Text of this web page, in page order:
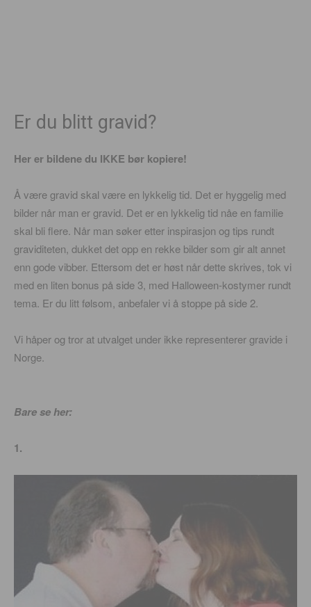
Er du blitt gravid?
Her er bildene du IKKE bør kopiere!
Å være gravid skal være en lykkelig tid. Det er hyggelig med
bilder når man er gravid. Det er en lykkelig tid nåe en familie
skal bli flere. Når man søker etter inspirasjon og tips rundt
graviditeten, dukket det opp en rekke bilder som gir alt annet
enn gode vibber. Ettersom det er høst når dette skrives, tok vi
med en liten bonus på side 3, med Halloween-kostymer rundt
tema. Er du litt følsom, anbefaler vi å stoppe på side 2.
Vi håper og tror at utvalget under ikke representerer gravide i
Norge.
Bare se her:
1.